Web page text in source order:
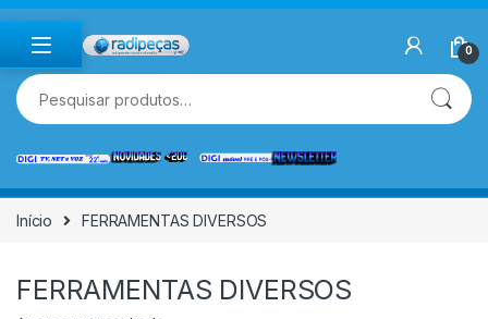
Skip to navigation
Skip to content
0
Pesquisar por:
Início FERRAMENTAS DIVERSOS
FERRAMENTAS DIVERSOS